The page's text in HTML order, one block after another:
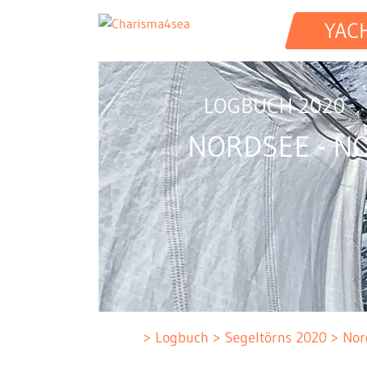
LOGBUCH 2020
NORDSEE -
Logbuch Segeltörns 2020